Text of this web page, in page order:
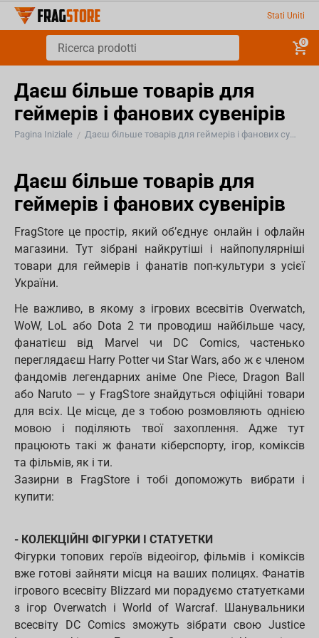
Stati Uniti
0
Даєш більше товарів для
геймерів і фанових сувенірів
Pagina Iniziale / Даєш більше товарів для геймерів і фанових сувенірів
Даєш більше товарів для
геймерів і фанових сувенірів
FragStore це простір, який об’єднує онлайн і офлайн
магазини. Тут зібрані найкрутіші і найпопулярніші
товари для геймерів і фанатів поп-культури з усієї
України.
Не важливо, в якому з ігрових всесвітів Overwatch,
WoW, LoL або Dota 2 ти проводиш найбільше часу,
фанатієш від Marvel чи DC Comics, частенько
переглядаєш Harry Potter чи Star Wars, або ж є членом
фандомів легендарних аніме One Piece, Dragon Ball
або Naruto — у FragStore знайдуться офіційні товари
для всіх. Це місце, де з тобою розмовляють однією
мовою і поділяють твої захоплення. Адже тут
працюють такі ж фанати кіберспорту, ігор, коміксів
та фільмів, як і ти.
Зазирни в FragStore і тобі допоможуть вибрати і
купити:
- КОЛЕКЦІЙНІ ФІГУРКИ І СТАТУЕТКИ
Фігурки топових героїв відеоігор, фільмів і коміксів
вже готові зайняти місця на ваших полицях. Фанатів
ігрового всесвіту Blizzard ми порадуємо статуетками
з ігор Overwatch і World of Warcraf. Шанувальники
всесвіту DC Comics зможуть зібрати свою Justice